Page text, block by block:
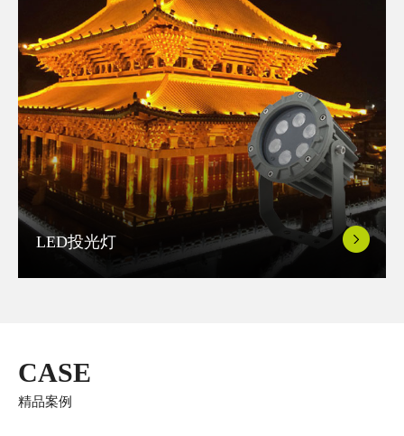
LED投光灯
CASE
精品案例